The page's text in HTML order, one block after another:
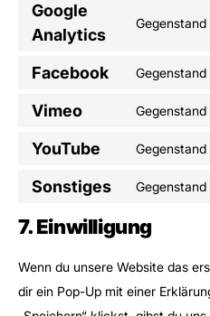
Google
Analytics
Facebook
Vimeo
YouTube
Sonstiges
7. Einwilligung
Wenn du unsere Website das
dir ein Pop-Up mit einer